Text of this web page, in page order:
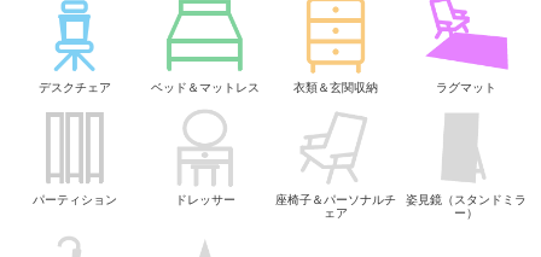
デスクチェア ベッド＆マットレス 衣類＆玄関収納 ラグマット
パーティション ドレッサー
座椅子＆パーソナルチ
ェア
姿見鏡（スタンドミラ
ー）